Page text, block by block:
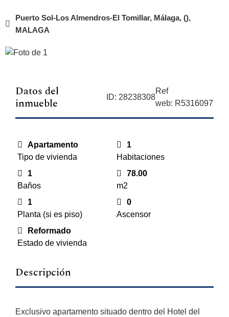
Puerto Sol-Los Almendros-El Tomillar, Málaga, (),
MALAGA
Datos del
inmueble
ID: 28238308
Ref
web: R5316097
Apartamento
Tipo de vivienda
1
Habitaciones
1
Baños
78.00
m2
1
Planta (si es piso)
0
Ascensor
Reformado
Estado de vivienda
Descripción
Exclusivo apartamento situado dentro del Hotel del